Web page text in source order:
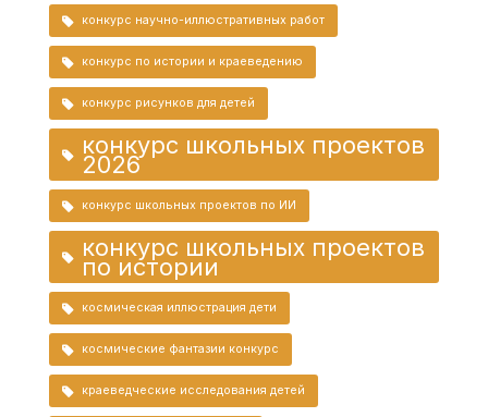
конкурс научно-иллюстративных работ
конкурс по истории и краеведению
конкурс рисунков для детей
конкурс школьных проектов
2026
конкурс школьных проектов по ИИ
конкурс школьных проектов
по истории
космическая иллюстрация дети
космические фантазии конкурс
краеведческие исследования детей